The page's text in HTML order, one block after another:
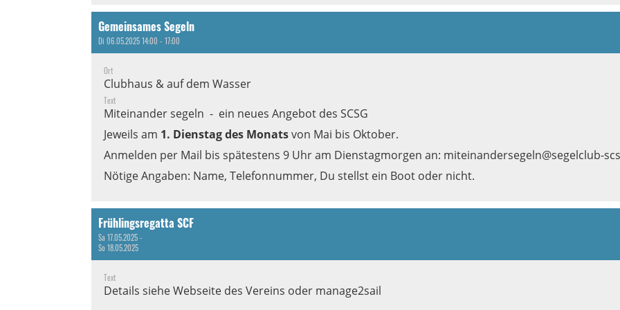
Gemeinsames Segeln
Di 06.05.2025 14:00 - 17:00
Ort
Clubhaus & auf dem Wasser
Text
Miteinandersegeln - ein neues Angebot des SCSG
Jeweils am 1. Dienstag des Monatsvon Mai bis Oktober.
Anmelden per Mail bis spätestens 9 Uhr am Dienstagmorgen an: miteinandersegeln@segelclub-
Nötige Angaben: Name, Telefonnummer, Du stellst ein Boot oder nicht.
Frühlingsregatta SCF
Sa 17.05.2025 -
So 18.05.2025
Text
Details siehe Webseite des Vereins oder manage2sail